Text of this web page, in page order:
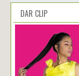
DAR CLIP